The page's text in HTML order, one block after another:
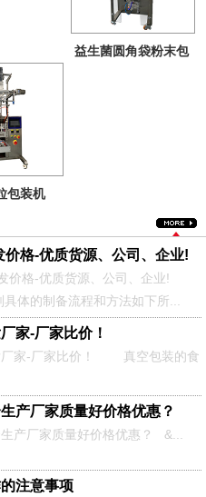
包装机|粉末包装机|茶叶包装
网站：
益生菌圆角袋粉末包
包装机
价格-优质货源、公司、企业!
价格-优质货源、公司、企业!
体的制备流程和方法如下所...
家-厂家比价！
家-厂家比价！ 真空包装的食
产厂家质量好价格优惠？
产厂家质量好价格优惠？ &...
注意事项